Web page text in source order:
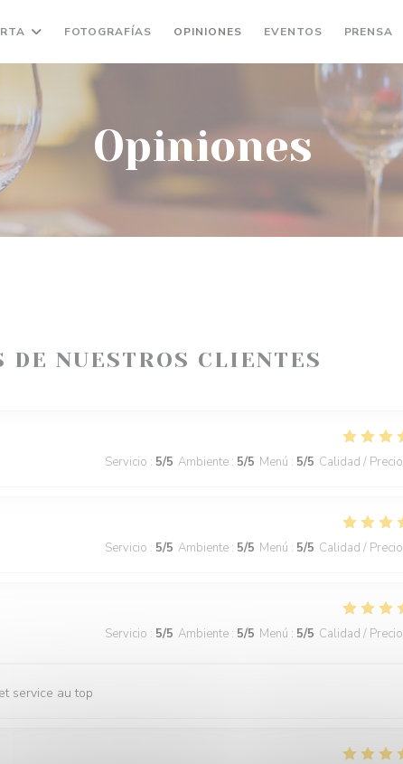
FOTOGRAFÍAS OPINIONES EVENTOS PRENSA
Opiniones
DE NUESTROS CLIENTES
Servicio : 5/5 Ambiente : 5/5 Menú : 5/5 Calidad / Precio
Servicio : 5/5 Ambiente : 5/5 Menú : 5/5 Calidad / Precio
Servicio : 5/5 Ambiente : 5/5 Menú : 5/5 Calidad / Precio
service au top